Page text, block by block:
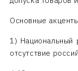
Основные
1) Национальный
отсутствие